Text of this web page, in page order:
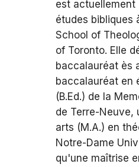
est actuellement
études bibliques
School of
of Toronto. Elle
baccalauréat ès
baccalauréat en
(B.Ed.) de la
de Terre-Neuve,
arts (M.A.) en
Notre-Dame
qu'une maîtrise